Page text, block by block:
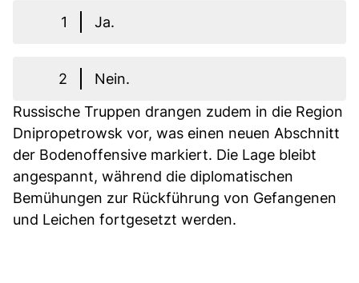
1 Ja.
2
Nein.
Russische Truppen drangen zudem in die Region
Dnipropetrowsk vor, was einen neuen Abschnitt
der Bodenoffensive markiert. Die Lage bleibt
angespannt, während die diplomatischen
Bemühungen zur Rückführung von Gefangenen
und Leichen fortgesetzt werden.